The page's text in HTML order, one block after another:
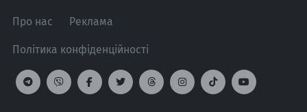
Про нас Реклама
Політика конфіденційності